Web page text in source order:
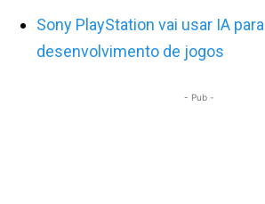
Sony PlayStation vai usar IA para
desenvolvimento de jogos
- Pub -